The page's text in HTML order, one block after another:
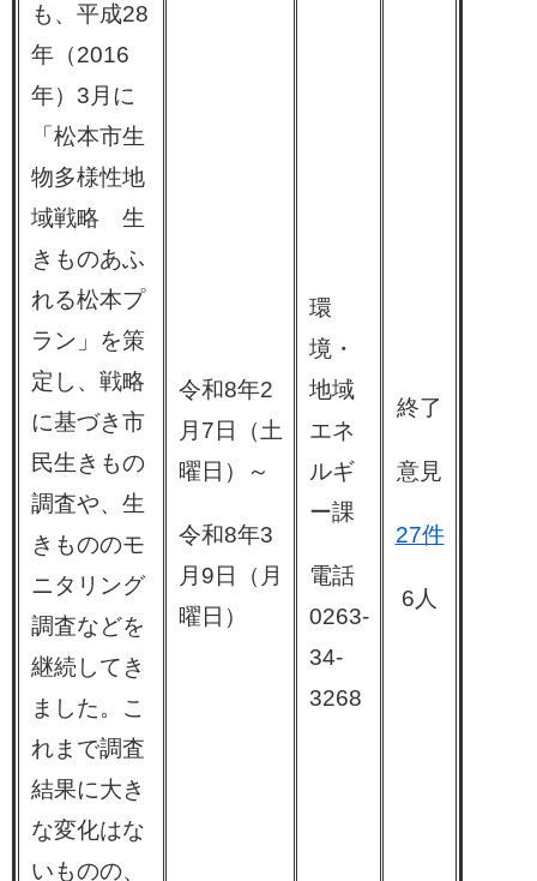
も、平成28
年（2016
年）3月に
「松本市生
物多様性地
域戦略 生
きものあふ
れる松本プ
ラン」を策
定し、戦略
に基づき市
民生きもの
調査や、生
きもののモ
ニタリング
調査などを
継続してき
ました。こ
れまで調査
結果に大き
な変化はな
いものの、
令和8年2
月7日（土
曜日）～
令和8年3
月9日（月
曜日）
環
境・
地域
エネ
ルギ
ー課
電話
0263-
34-
3268
終了
意見
27件
6人